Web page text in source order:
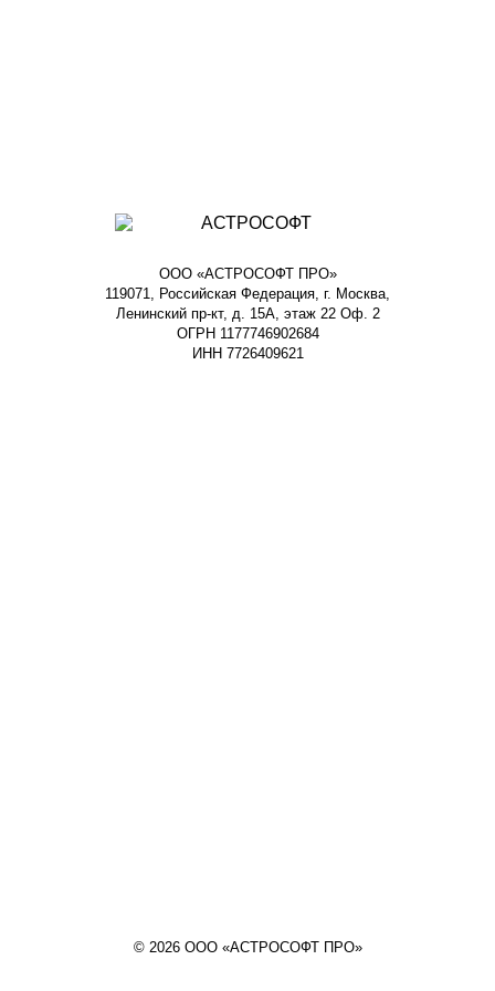
ООО «АСТРОСОФТ ПРО»
119071, Российская Федерация, г. Москва,
Ленинский пр-кт, д. 15А, этаж 22 Оф. 2
ОГРН 1177746902684
ИНН 7726409621
© 2026 ООО «АСТРОСОФТ ПРО»